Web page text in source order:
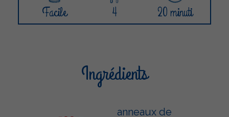
Facile 4 20 minuti
Ingrédients
anneaux de